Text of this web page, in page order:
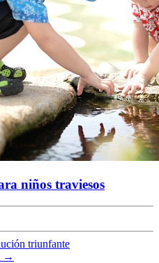
niños traviesos
triunfante
→